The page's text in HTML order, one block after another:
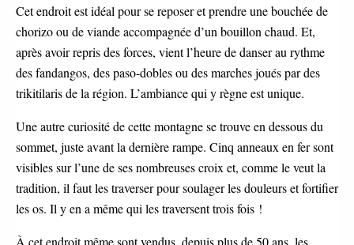
Cet endroit est idéal pour se reposer et prendre une bouchée de
chorizo ou de viande accompagnée d’un bouillon chaud. Et,
après avoir repris des forces, vient l’heure de danser au rythme
des fandangos, des paso-dobles ou des marches joués par des
trikitilaris de la région. L’ambiance qui y règne est unique.
Une autre curiosité de cette montagne se trouve en dessous du
sommet, juste avant la dernière rampe. Cinq anneaux en fer sont
visibles sur l’une de ses nombreuses croix et, comme le veut la
tradition, il faut les traverser pour soulager les douleurs et fortifier
les os. Il y en a même qui les traversent trois fois !
À cet endroit même sont vendus, depuis plus de 50 ans, les